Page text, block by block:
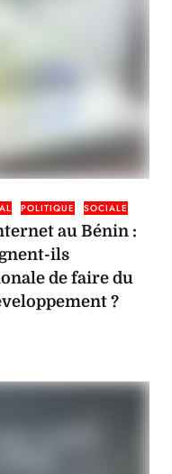
POLITIQUE SOCIALE
au Bénin :
ils
de faire du
?